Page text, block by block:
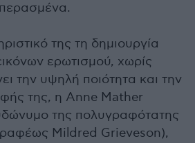
της τη δημιουργία
ερωτισμού, χωρίς
την υψηλή ποιότητα και την
της, η Anne Mather
της πολυγραφότατης
Mildred Grieveson),